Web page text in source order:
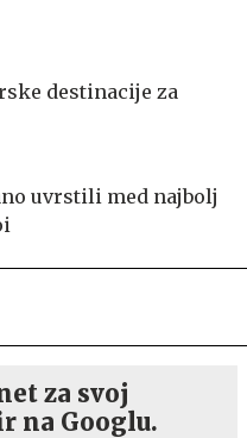
destinacije za
uvrstili med najbolj
za svoj
na Googlu.